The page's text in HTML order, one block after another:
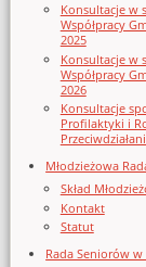
Konsultacje w
Współpracy
2025
Konsultacje w
Współpracy
2026
Konsultacje
Profilaktyki i
Młodzieżowa
Skład
Kontakt
Statut
Rada Seniorów